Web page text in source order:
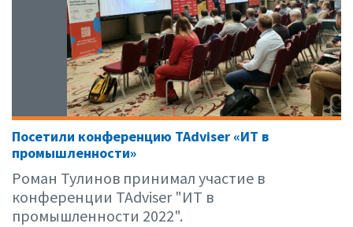
Посетили конференцию TAdviser «ИТ в
промышленности»
Роман Тулинов принимал участие в
конференции TAdviser "ИТ в
промышленности 2022".